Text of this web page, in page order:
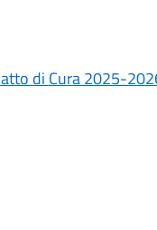
di Cura 2025-